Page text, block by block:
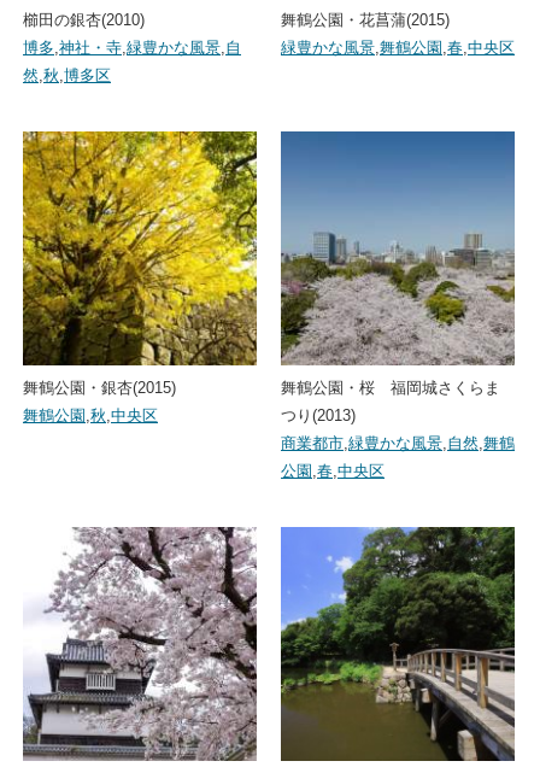
櫛田の銀杏(2010)
博多,神社・寺,緑豊かな風景,自
然,秋,博多区
舞鶴公園・花菖蒲(2015)
緑豊かな風景,舞鶴公園 ,春,中央区
舞鶴公園・銀杏(2015)
舞鶴公園 ,秋,中央区
舞鶴公園・桜 福岡城さくらま
つり(2013)
商業都市,緑豊かな風景,自然,舞鶴
公園 ,春,中央区